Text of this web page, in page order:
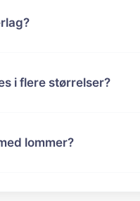
i flere størrelser?
lommer?